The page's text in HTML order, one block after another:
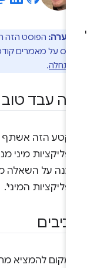
הערה:הפוסט הזה הוא
על מאמרים
.
עבד טוב
הזה אשתף את
מיני
על השאלה מה
המיני'.
להמציא מחדש